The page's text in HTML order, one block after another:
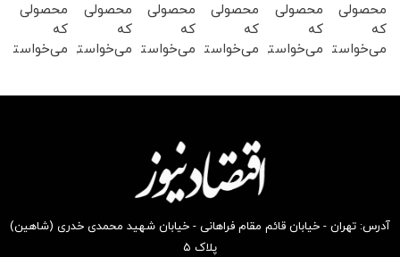
محصولی
که
می‌خواستی
محصولی
که
می‌خواستی
محصولی
که
می‌خواستی
بخر !
محصولی
که
می‌خواستی
بخر !
محصولی
که
می‌خواستی
محصولی
که
می‌خواستی
آدرس: تهران - خیابان قائم مقام فراهانی - خیابان شهید محمدی خدری (شاهین)
پلاک ۵